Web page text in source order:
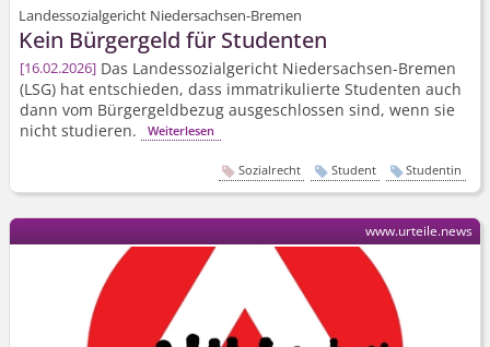
Landessozialgericht Niedersachsen-Bremen
Kein Bürgergeld für Studenten
16.02.2026 Das Landessozialgericht Niedersachsen-Bremen
(LSG) hat entschieden, dass immatrikulierte Studenten auch
dann vom Bürgergeldbezug ausgeschlossen sind, wenn sie
nicht studieren.
Weiterlesen
Sozialrecht Student Studentin
www.urteile.news